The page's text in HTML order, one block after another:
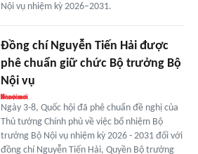
Nội vụ nhiệm kỳ 2026–2031.
Đồng chí Nguyễn Tiến Hải được
phê chuẩn giữ chức Bộ trưởng Bộ
Nội vụ
Ngày 3-8, Quốc hội đã phê chuẩn đề nghị của
Thủ tướng Chính phủ về việc bổ nhiệm Bộ
trưởng Bộ Nội vụ nhiệm kỳ 2026 - 2031 đối với
đồng chí Nguyễn Tiến Hải, Quyền Bộ trưởng